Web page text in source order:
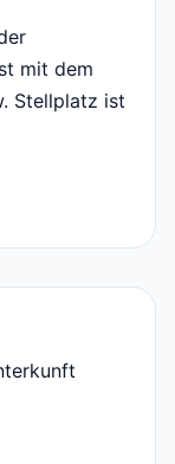
mit dem
Stellplatz ist